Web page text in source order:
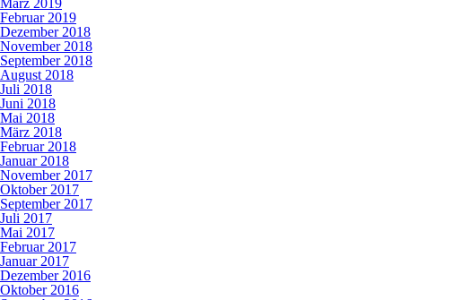
März 2019
Februar 2019
Dezember 2018
November 2018
September 2018
August 2018
Juli 2018
Juni 2018
Mai 2018
März 2018
Februar 2018
Januar 2018
November 2017
Oktober 2017
September 2017
Juli 2017
Mai 2017
Februar 2017
Januar 2017
Dezember 2016
Oktober 2016